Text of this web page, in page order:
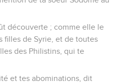
découverte ; comme elle le
filles de Syrie, et de toutes
des Philistins, qui te
et tes abominations, dit